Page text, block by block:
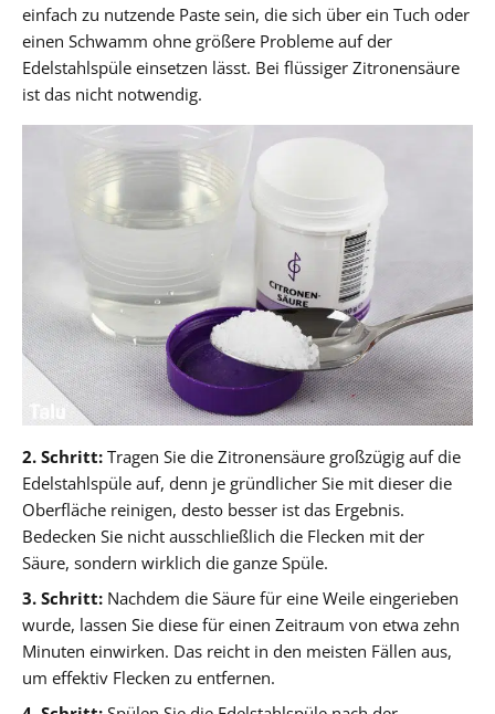
einfach zu nutzende Paste sein, die sich über ein Tuch oder
einen Schwamm ohne größere Probleme auf der
Edelstahlspüle einsetzen lässt. Bei flüssiger Zitronensäure
ist das nicht notwendig.
2. Schritt: Tragen Sie die Zitronensäure großzügig auf die
Edelstahlspüle auf, denn je gründlicher Sie mit dieser die
Oberfläche reinigen, desto besser ist das Ergebnis.
Bedecken Sie nicht ausschließlich die Flecken mit der
Säure, sondern wirklich die ganze Spüle.
3. Schritt: Nachdem die Säure für eine Weile eingerieben
wurde, lassen Sie diese für einen Zeitraum von etwa zehn
Minuten einwirken. Das reicht in den meisten Fällen aus,
um effektiv Flecken zu entfernen.